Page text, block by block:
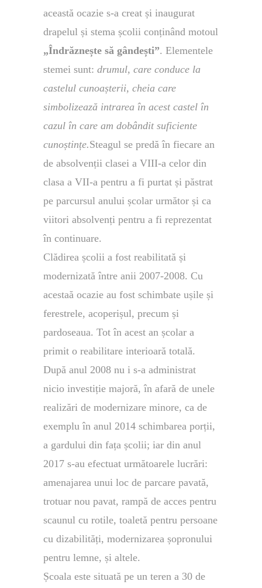
această ocazie s-a creat și inaugurat
drapelul și stema școlii conținând motoul
„Îndrăznește să gândești”. Elementele
stemei sunt: drumul, care conduce la
castelul cunoașterii, cheia care
simbolizează intrarea în acest castel în
cazul în care am dobândit suficiente
cunoștințe.Steagul se predă în fiecare an
de absolvenții clasei a VIII-a celor din
clasa a VII-a pentru a fi purtat și păstrat
pe parcursul anului școlar următor și ca
viitori absolvenți pentru a fi reprezentat
în continuare.
Clădirea școlii a fost reabilitată și
modernizată între anii 2007-2008. Cu
acestaă ocazie au fost schimbate ușile și
ferestrele, acoperișul, precum și
pardoseaua. Tot în acest an școlar a
primit o reabilitare interioară totală.
După anul 2008 nu i s-a administrat
nicio investiție majoră, în afară de unele
realizări de modernizare minore, ca de
exemplu în anul 2014 schimbarea porții,
a gardului din fața școlii; iar din anul
2017 s-au efectuat următoarele lucrări:
amenajarea unui loc de parcare pavată,
trotuar nou pavat, rampă de acces pentru
scaunul cu rotile, toaletă pentru persoane
cu dizabilități, modernizarea șopronului
pentru lemne, și altele.
Școala este situată pe un teren a 30 de